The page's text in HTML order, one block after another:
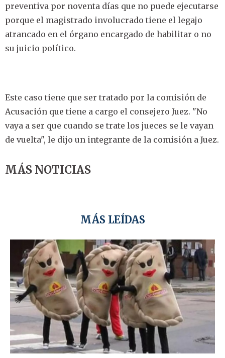
preventiva por noventa días que no puede ejecutarse
porque el magistrado involucrado tiene el legajo
atrancado en el órgano encargado de habilitar o no
su juicio político.
Este caso tiene que ser tratado por la comisión de
Acusación que tiene a cargo el consejero Juez. "No
vaya a ser que cuando se trate los jueces se le vayan
de vuelta", le dijo un integrante de la comisión a Juez.
MÁS NOTICIAS
MÁS LEÍDAS